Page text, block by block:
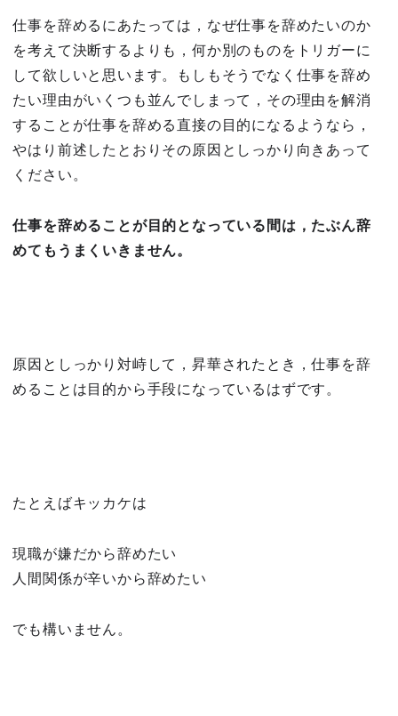
仕事を辞めるにあたっては，なぜ仕事を辞めたいのか
を考えて決断するよりも，何か別のものをトリガーに
して欲しいと思います。もしもそうでなく仕事を辞め
たい理由がいくつも並んでしまって，その理由を解消
することが仕事を辞める直接の目的になるようなら，
やはり前述したとおりその原因としっかり向きあって
ください。
仕事を辞めることが目的となっている間は，たぶん辞
めてもうまくいきません。
原因としっかり対峙して，昇華されたとき，仕事を辞
めることは目的から手段になっているはずです。
たとえばキッカケは
現職が嫌だから辞めたい
人間関係が辛いから辞めたい
でも構いません。